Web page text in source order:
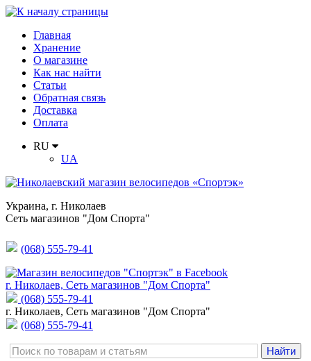
Главная
Хранение
О магазине
Как нас найти
Статьи
Обратная связь
Доставка
Оплата
RU
UA
Украина, г. Николаев
Сеть магазинов "Дом Спорта"
(068) 555-79-41
г. Николаев, Сеть магазинов "Дом Спорта"
(068) 555-79-41
г. Николаев, Сеть магазинов "Дом Спорта"
(068) 555-79-41